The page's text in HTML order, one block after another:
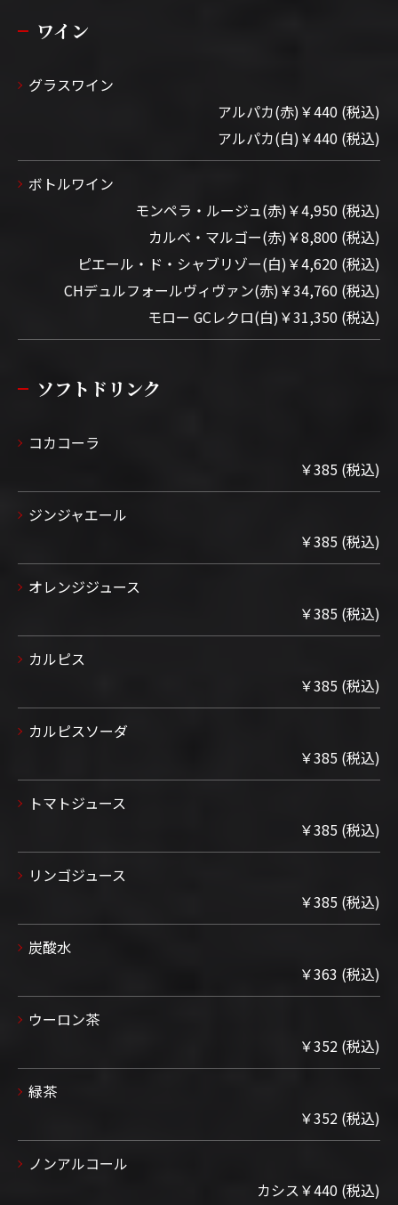
ワイン
グラスワイン
アルパカ(赤)￥440 (税込)
アルパカ(白)￥440 (税込)
ボトルワイン
モンペラ・ルージュ(赤)￥4,950 (税込)
カルベ・マルゴー(赤)￥8,800 (税込)
ピエール・ド・シャブリゾー(白)￥4,620 (税込)
CHデュルフォールヴィヴァン(赤)￥34,760 (税込)
モロー GCレクロ(白)￥31,350 (税込)
ソフトドリンク
コカコーラ
￥385 (税込)
ジンジャエール
￥385 (税込)
オレンジジュース
￥385 (税込)
カルピス
￥385 (税込)
カルピスソーダ
￥385 (税込)
トマトジュース
￥385 (税込)
リンゴジュース
￥385 (税込)
炭酸水
￥363 (税込)
ウーロン茶
￥352 (税込)
緑茶
￥352 (税込)
ノンアルコール
カシス￥440 (税込)